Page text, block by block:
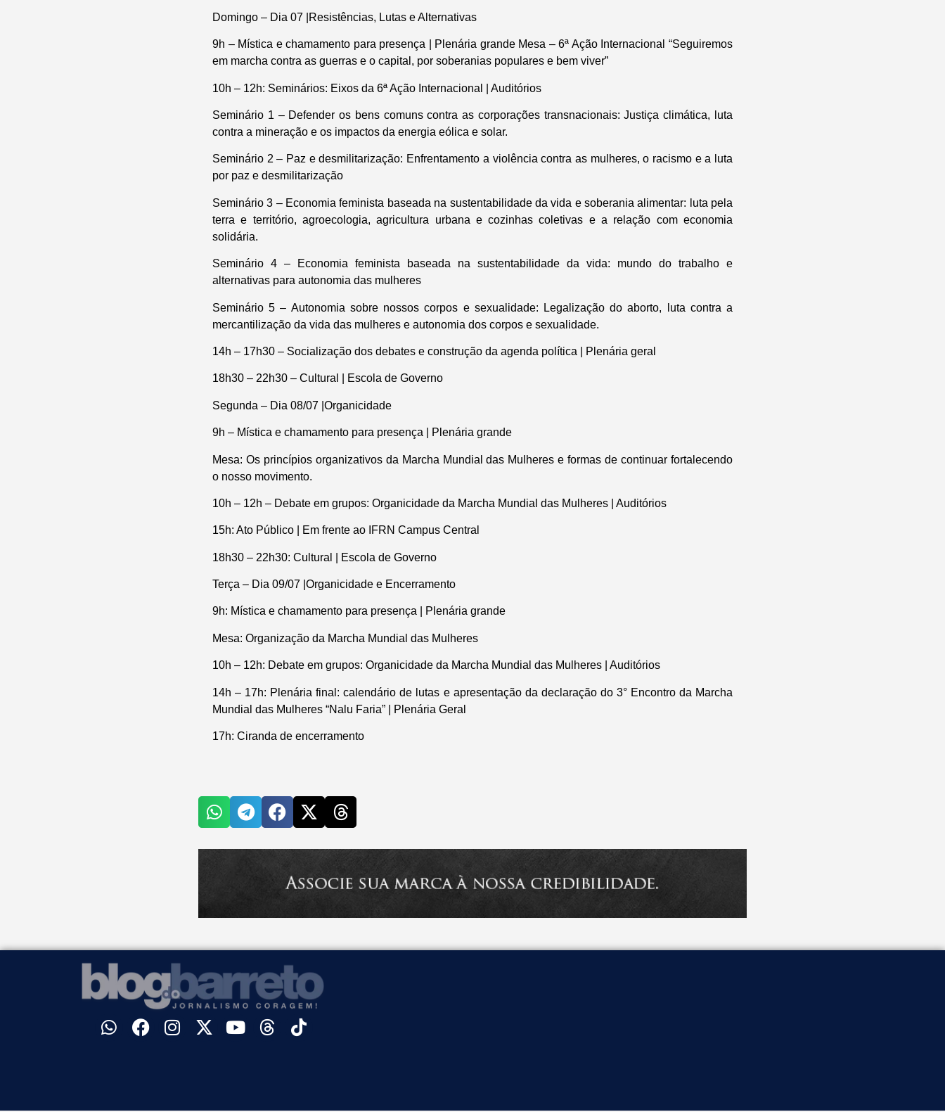
Domingo – Dia 07 |Resistências, Lutas e Alternativas
9h – Mística e chamamento para presença | Plenária grande Mesa – 6ª Ação Internacional “Seguiremos
em marcha contra as guerras e o capital, por soberanias populares e bem viver”
10h – 12h: Seminários: Eixos da 6ª Ação Internacional | Auditórios
Seminário 1 – Defender os bens comuns contra as corporações transnacionais: Justiça climática, luta
contra a mineração e os impactos da energia eólica e solar.
Seminário 2 – Paz e desmilitarização: Enfrentamento a violência contra as mulheres, o racismo e a luta
por paz e desmilitarização
Seminário 3 – Economia feminista baseada na sustentabilidade da vida e soberania alimentar: luta pela
terra e território, agroecologia, agricultura urbana e cozinhas coletivas e a relação com economia
solidária.
Seminário 4 – Economia feminista baseada na sustentabilidade da vida: mundo do trabalho e
alternativas para autonomia das mulheres
Seminário 5 – Autonomia sobre nossos corpos e sexualidade: Legalização do aborto, luta contra a
mercantilização da vida das mulheres e autonomia dos corpos e sexualidade.
14h – 17h30 – Socialização dos debates e construção da agenda política | Plenária geral
18h30 – 22h30 – Cultural | Escola de Governo
Segunda – Dia 08/07 |Organicidade
9h – Mística e chamamento para presença | Plenária grande
Mesa: Os princípios organizativos da Marcha Mundial das Mulheres e formas de continuar fortalecendo
o nosso movimento.
10h – 12h – Debate em grupos: Organicidade da Marcha Mundial das Mulheres | Auditórios
15h: Ato Público | Em frente ao IFRN Campus Central
18h30 – 22h30: Cultural | Escola de Governo
Terça – Dia 09/07 |Organicidade e Encerramento
9h: Mística e chamamento para presença | Plenária grande
Mesa: Organização da Marcha Mundial das Mulheres
10h – 12h: Debate em grupos: Organicidade da Marcha Mundial das Mulheres | Auditórios
14h – 17h: Plenária final: calendário de lutas e apresentação da declaração do 3° Encontro da Marcha
Mundial das Mulheres “Nalu Faria” | Plenária Geral
17h: Ciranda de encerramento